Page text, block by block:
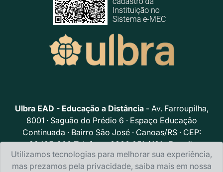
Ulbra EAD - Educação a Distância- Av. Farroupilha,
8001 · Saguão do Prédio 6 · Espaço Educação
Continuada · Bairro São José · Canoas/RS · CEP:
92425-900 Telefone: 0800.051.4131 · E-mail:
portalead@ulbra.br
Utilizamos tecnologias para melhorar sua experiência,
mas prezamos pela privacidade, saiba mais em nossa